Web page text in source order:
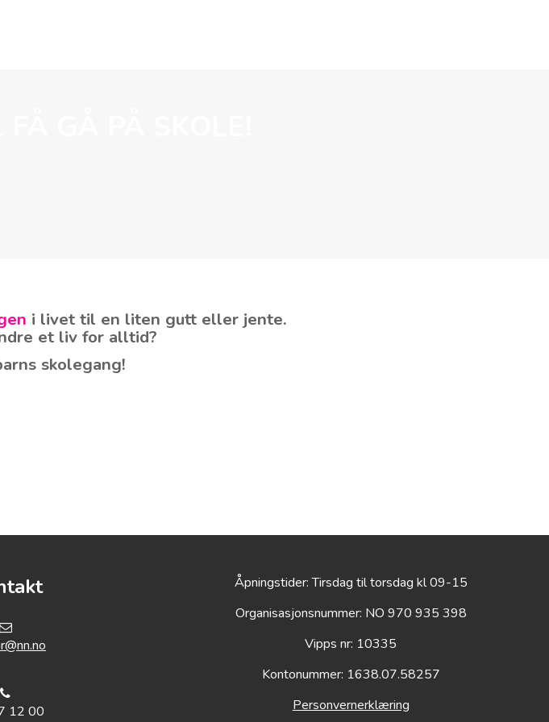
i livet til en liten gutt eller jente.
et liv for alltid?
skolegang!
12 00
Åpningstider: Tirsdag til torsdag kl 09-15
Organisasjonsnummer: NO 970 935 398
Vipps nr: 10335
Kontonummer: 1638.07.58257
Personvernerklæring